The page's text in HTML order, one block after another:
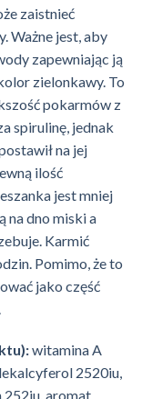
zaistnieć
Ważne jest, aby
zapewniając ją
zielonkawy. To
pokarmów z
spirulinę, jednak
na jej
ilość
jest mniej
na dno miski a
Karmić
Pomimo, że to
jako część
witamina A
2520iu,
aromat